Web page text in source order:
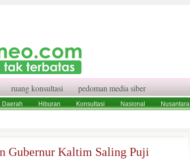
ruang konsultasi pedoman media siber
Daerah Hiburan Konsultasi Nasional Nusantara
Gubernur Kaltim Saling Puji